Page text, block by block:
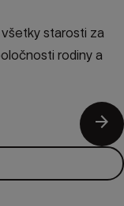
starosti za
rodiny a
arrow_forward